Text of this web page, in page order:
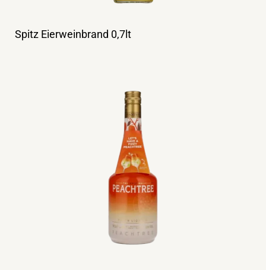
Spitz Eierweinbrand 0,7lt